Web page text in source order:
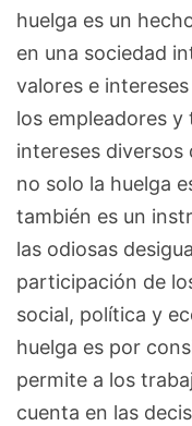
huelga es un
en una sociedad
valores e
los empleadores
intereses diversos
no solo la huelga
también es un
las odiosas
participación de
social, política y
huelga es por
permite a los
cuenta en las